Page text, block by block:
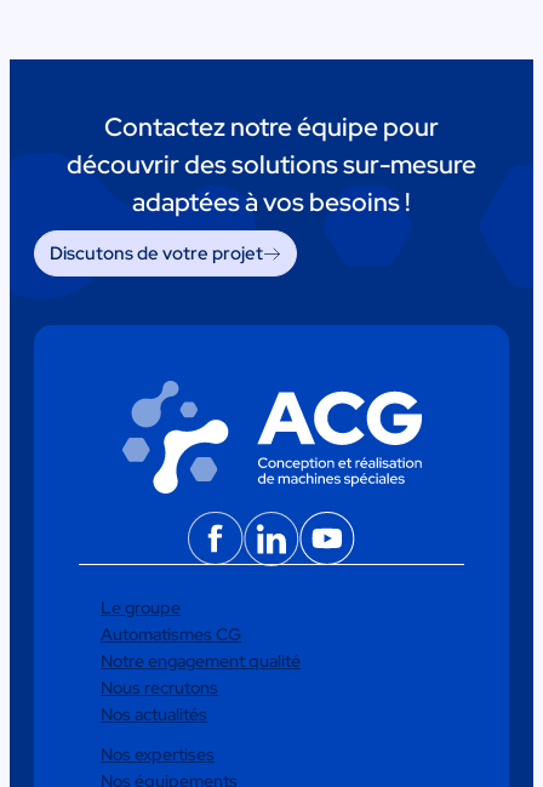
Contactez notre équipe pour
découvrir des solutions sur-mesure
adaptées à vos besoins !
Discutons de votre projet
Le groupe
Automatismes CG
Notre engagement qualité
Nous recrutons
Nos actualités
Nos expertises
Nos équipements